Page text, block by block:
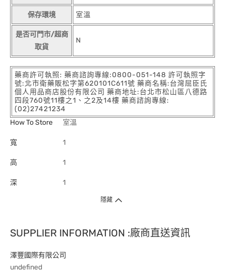
保存環境 室溫
是否可門市/超商
取貨
N
藥商許可執照: 藥商諮詢專線:0800-051-148 許可執照字
號:北市衛藥販松字第620101C611號 藥商名稱:台灣屈臣氏
個人用品商店股份有限公司 藥商地址:台北市松山區八德路
四段760號11樓之1、之2及14樓 藥商諮詢專線:
(02)27421234
How To Store
室溫
寬 1
高 1
深 1
隱藏
SUPPLIER INFORMATION :廠商直送資訊
澤豐國際有限公司
undefined